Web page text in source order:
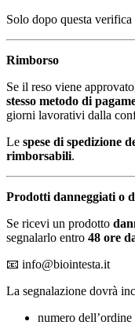
Solo dopo questa verifica
Rimborso
Se il reso viene
stesso metodo di
giorni lavorativi dalla
Le spese di spedizione
rimborsabili.
Prodotti danneggiati o
Se ricevi un prodotto
segnalarlo entro 48 ore
📧 info@biointesta.it
La segnalazione dovrà
numero dell’ordine